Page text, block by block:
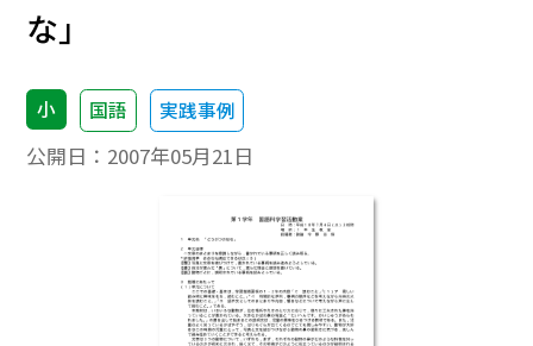
な」
小 国語 実践事例
公開日： 2007年05月21日